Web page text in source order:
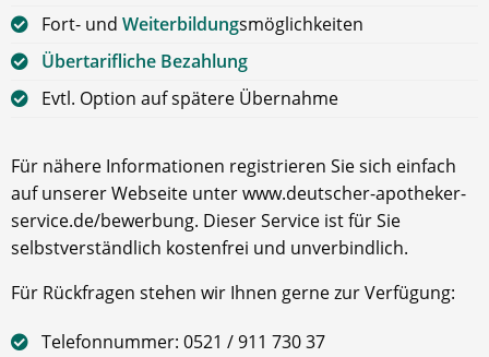
Fort- und Weiterbildungsmöglichkeiten
Übertarifliche Bezahlung
Evtl. Option auf spätere Übernahme
Für nähere Informationen registrieren Sie sich einfach
auf unserer Webseite unter www.deutscher-apotheker-
service.de/bewerbung. Dieser Service ist für Sie
selbstverständlich kostenfrei und unverbindlich.
Für Rückfragen stehen wir Ihnen gerne zur Verfügung:
Telefonnummer: 0521 / 911 730 37